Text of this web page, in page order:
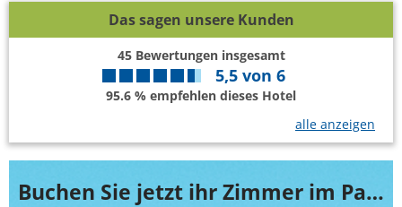
Das sagen unsere Kunden
45Bewertungen insgesamt
5,5 von 6
95.6 % empfehlen dieses Hotel
alle anzeigen
Buchen Sie jetzt ihr Zimmer im Papillon Belvil Hotel & Village